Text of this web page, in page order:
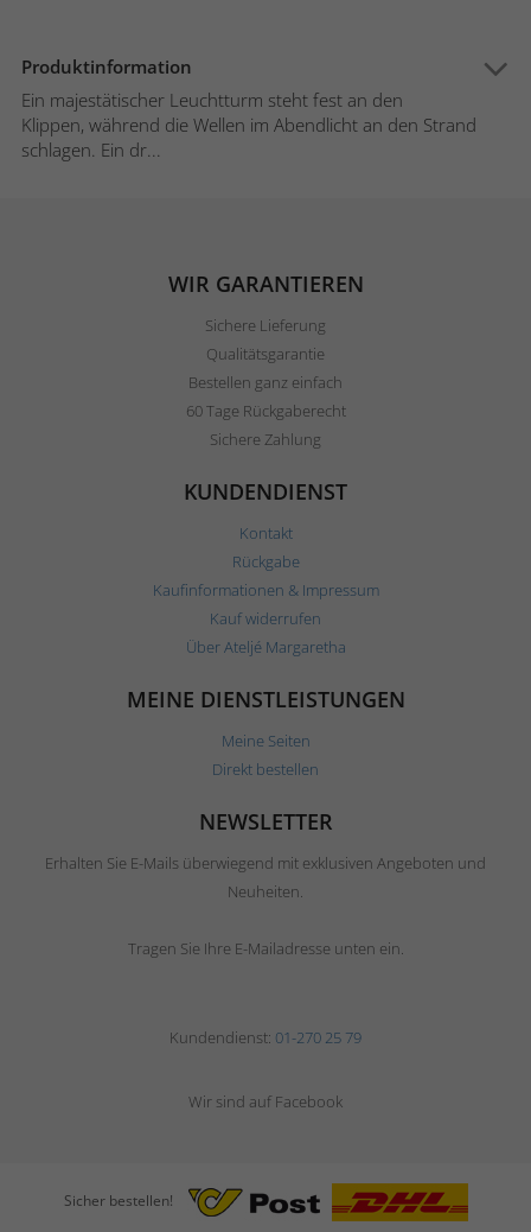
Produktinformation
Ein majestätischer Leuchtturm steht fest an den
Klippen, während die Wellen im Abendlicht an den Strand
schlagen. Ein dr...
WIR GARANTIEREN
Sichere Lieferung
Qualitätsgarantie
Bestellen ganz einfach
60 Tage Rückgaberecht
Sichere Zahlung
KUNDENDIENST
Kontakt
Rückgabe
Kaufinformationen & Impressum
Kauf widerrufen
Über Ateljé Margaretha
MEINE DIENSTLEISTUNGEN
Meine Seiten
Direkt bestellen
NEWSLETTER
Erhalten Sie E-Mails überwiegend mit exklusiven Angeboten und
Neuheiten.
Tragen Sie Ihre E-Mailadresse unten ein.
Kundendienst: 01-270 25 79
Wir sind auf Facebook
Sicher bestellen!